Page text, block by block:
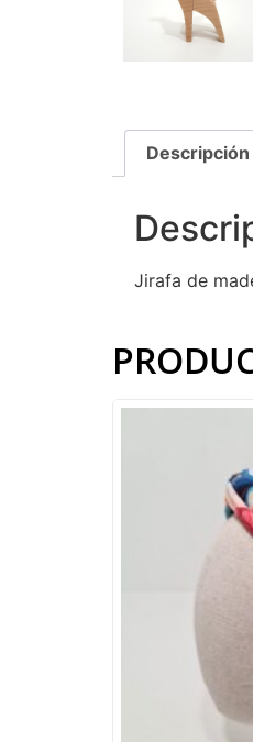
Descripción
Jirafa de